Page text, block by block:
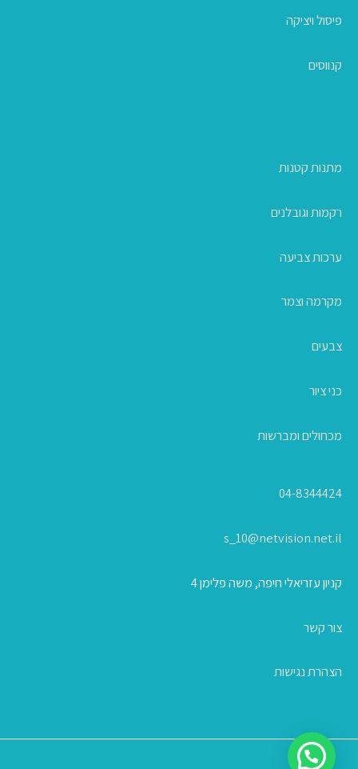
פיסול ויציקה
קנווסים
מתנות קטנות
רקמות וגובלנים
ערכות צביעה
מקרמה וצמר
צבעים
כני ציור
מכחולים ומברשות
04-8344424
s_10@netvision.net.il
קניון עזריאלי חיפה, משה פלימן 4
צור קשר
הצהרת נגישות